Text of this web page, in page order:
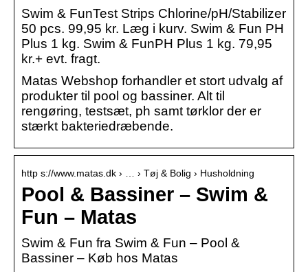
Swim & FunTest Strips Chlorine/pH/Stabilizer
50 pcs. 99,95 kr. Læg i kurv. Swim & Fun PH
Plus 1 kg. Swim & FunPH Plus 1 kg. 79,95
kr.+ evt. fragt.
Matas Webshop forhandler et stort udvalg af
produkter til pool og bassiner. Alt til
rengøring, testsæt, ph samt tørklor der er
stærkt bakteriedræbende.
http s://www.matas.dk › … › Tøj & Bolig › Husholdning
Pool & Bassiner – Swim &
Fun – Matas
Swim & Fun fra Swim & Fun – Pool &
Bassiner – Køb hos Matas